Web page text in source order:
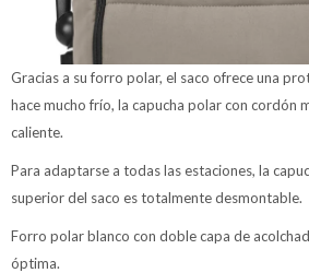
Gracias a su forro polar, el saco ofrece una
hace mucho frío, la capucha polar con cordón
caliente.
Para adaptarse a todas las estaciones, la
superior del saco es totalmente desmontable.
Forro polar blanco con doble capa de
óptima.